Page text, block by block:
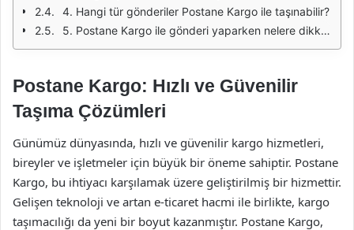
4. Hangi tür gönderiler Postane Kargo ile taşınabilir?
5. Postane Kargo ile gönderi yaparken nelere dikkat etmeliyim?
Postane Kargo: Hızlı ve Güvenilir
Taşıma Çözümleri
Günümüz dünyasında, hızlı ve güvenilir kargo hizmetleri,
bireyler ve işletmeler için büyük bir öneme sahiptir. Postane
Kargo, bu ihtiyacı karşılamak üzere geliştirilmiş bir hizmettir.
Gelişen teknoloji ve artan e-ticaret hacmi ile birlikte, kargo
taşımacılığı da yeni bir boyut kazanmıştır. Postane Kargo,